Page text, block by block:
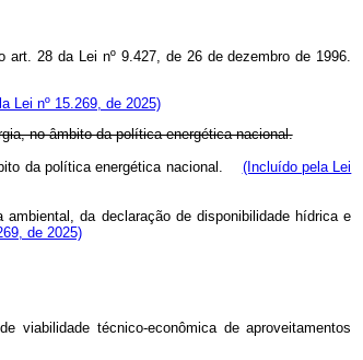
28 da Lei nº 9.427, de 26 de dezembro de 1996.
Lei nº 15.269, de 2025)
no âmbito da política energética nacional.
da política energética nacional. (Incluído pela Lei
da declaração de disponibilidade hídrica e
de 2025)
viabilidade técnico-econômica de aproveitamentos